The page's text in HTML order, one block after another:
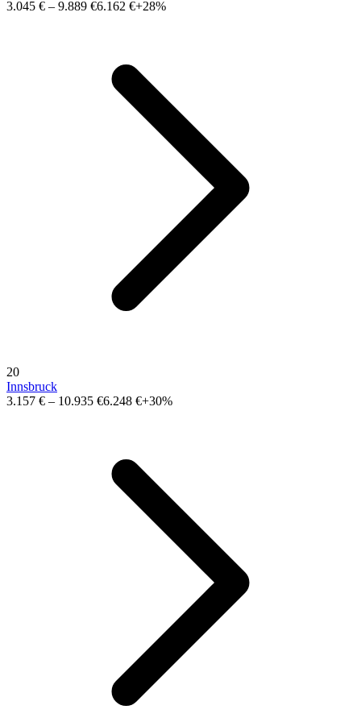
3.045 € – 9.889 €6.162 €+28%
20
Innsbruck
3.157 € – 10.935 €6.248 €+30%